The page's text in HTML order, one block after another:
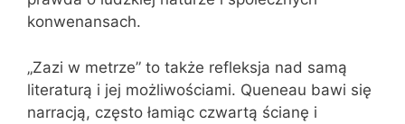
konwenansach.
„Zazi w metrze” to także refleksja nad samą
literaturą i jej możliwościami. Queneau bawi się
narracją, często łamiąc czwartą ścianę i